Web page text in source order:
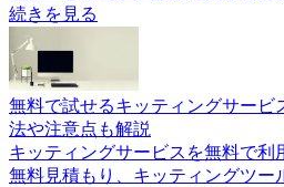
続きを見る
無料で試せるキッティングサービ
法や注意点も解説
キッティングサービスを無料で利
無料見積もり、キッティングツー